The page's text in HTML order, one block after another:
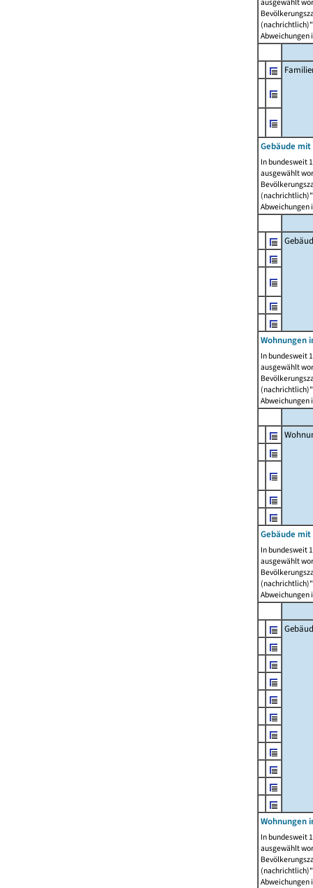
Abweichungen
Gebäude
In bundesweit
ausgewählt
Abweichungen
Wohnungen
In bundesweit
ausgewählt
Abweichungen
Gebäude
In bundesweit
ausgewählt
Abweichungen
Wohnungen
In bundesweit
ausgewählt
Abweichungen